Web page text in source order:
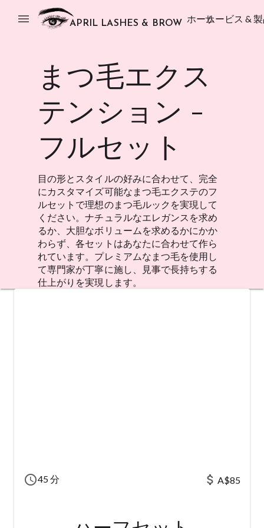
menu APRIL LASHES & BROW ホームサービス &
まつ毛エクス
テンション -
フルセット
目の形とスタイルの好みに合わせて、完全
にカスタマイズ可能なまつ毛エクステのフ
ルセットで理想のまつ毛ルックを実現して
ください。ナチュラルなエレガンスを求め
るか、大胆なボリュームを求めるかにかか
わらず、各セットはあなたに合わせて作ら
れています。プレミアムなまつ毛を使用し
て専門家が丁寧に施し、見事で長持ちする
仕上がりを実現します。
schedule45 分 attach_money A$85